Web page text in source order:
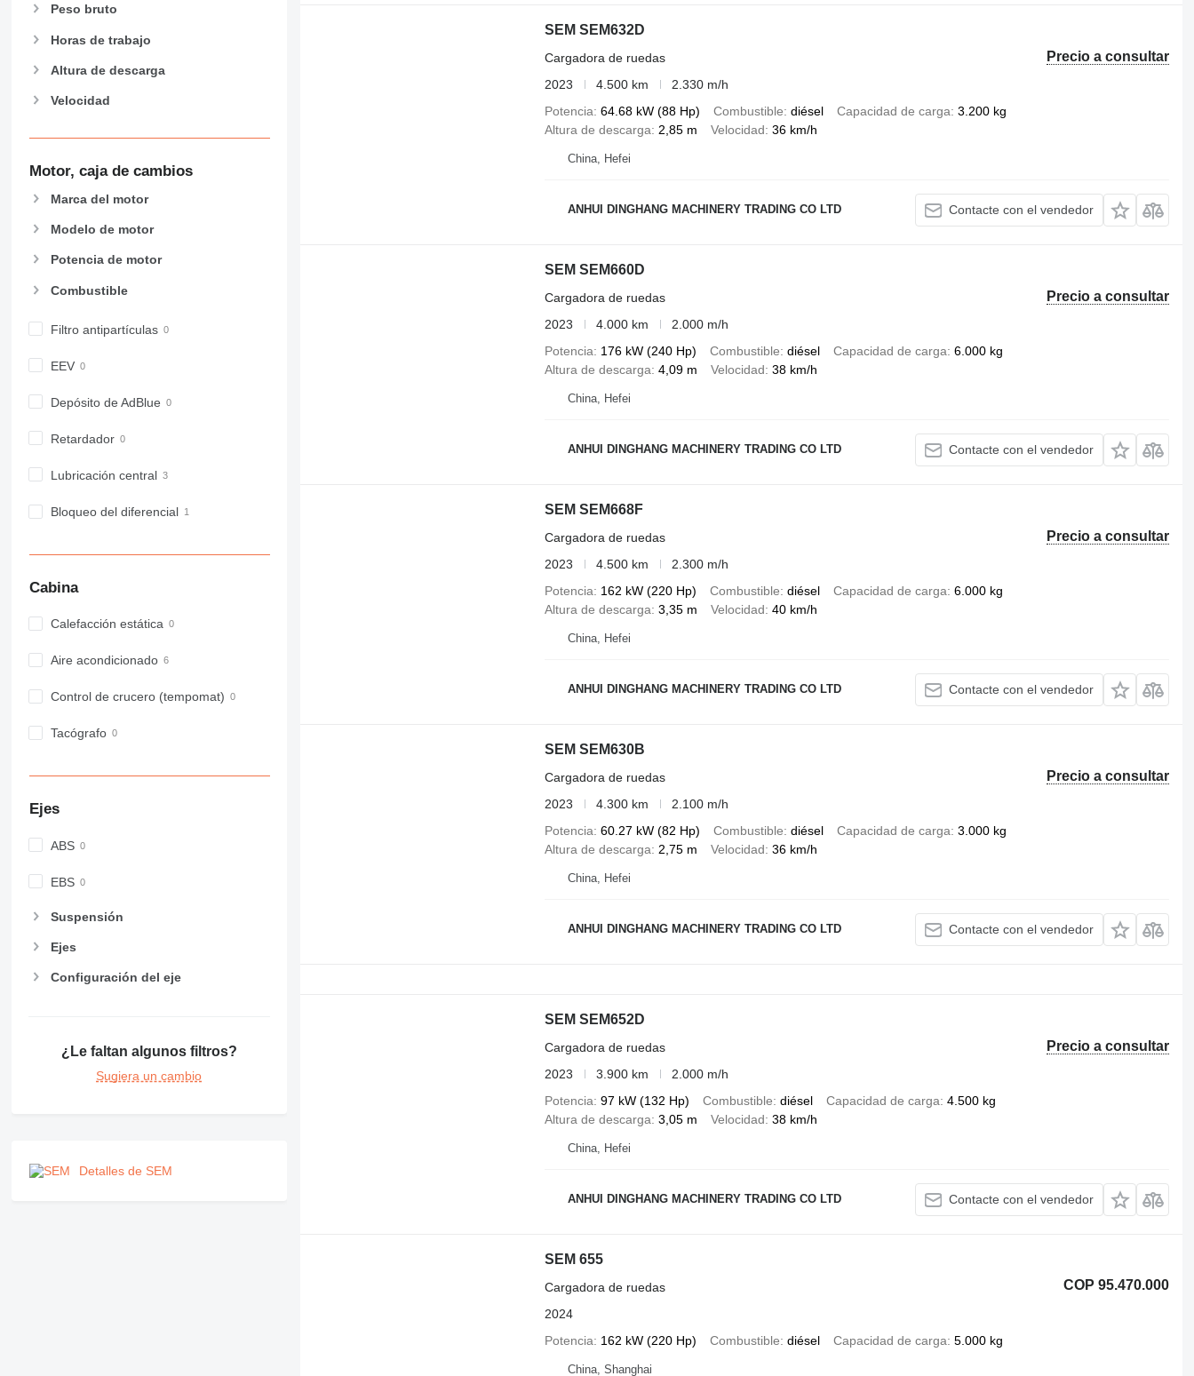
Peso bruto
Horas de trabajo
Altura de descarga
Velocidad
Motor, caja de cambios
Marca del motor
Modelo de motor
Potencia de motor
Combustible
Filtro antipartículas
EEV
Depósito de AdBlue
Retardador
Lubricación central
Bloqueo del diferencial
Cabina
Calefacción estática
Aire acondicionado
Control de crucero (tempomat)
Tacógrafo
Ejes
ABS
EBS
Suspensión
Ejes
Configuración del eje
¿Le faltan algunos filtros?
Sugiera un cambio
Detalles de SEM
SEM SEM632D
Precio a consultar
Cargadora de ruedas
2023
4.500 km
2.330 m/h
Potencia 64.68 kW (88 Hp) Combustible diésel Capacidad de carga 3.200 kg
Altura de descarga
2,85 m Velocidad 36 km/h
China, Hefei
ANHUI DINGHANG MACHINERY TRADING CO LTD Contacte con el vendedor
SEM SEM660D
Precio a consultar
Cargadora de ruedas
2023
4.000 km
2.000 m/h
Potencia
176 kW (240 Hp) Combustible diésel Capacidad de carga 6.000 kg
Altura de descarga 4,09 m Velocidad 38 km/h
China, Hefei
ANHUI DINGHANG MACHINERY TRADING CO LTD Contacte con el vendedor
SEM SEM668F
Precio a consultar
Cargadora de ruedas
2023
4.500 km
2.300 m/h
Potencia
162 kW (220 Hp) Combustible diésel Capacidad de carga 6.000 kg
Altura de descarga 3,35 m Velocidad 40 km/h
China, Hefei
ANHUI DINGHANG MACHINERY TRADING CO LTD Contacte con el vendedor
SEM SEM630B
Precio a consultar
Cargadora de ruedas
2023
4.300 km
2.100 m/h
Potencia 60.27 kW (82 Hp) Combustible diésel Capacidad de carga 3.000 kg
Altura de descarga
2,75 m Velocidad 36 km/h
China, Hefei
ANHUI DINGHANG MACHINERY TRADING CO LTD Contacte con el vendedor
SEM SEM652D
Precio a consultar
Cargadora de ruedas
2023
3.900 km
2.000 m/h
Potencia 97 kW (132 Hp) Combustible diésel Capacidad de carga 4.500 kg
Altura de descarga 3,05 m Velocidad 38 km/h
China, Hefei
ANHUI DINGHANG MACHINERY TRADING CO LTD Contacte con el vendedor
SEM 655
COP 95.470.000
Cargadora de ruedas
2024
Potencia
162 kW (220 Hp) Combustible diésel Capacidad de carga 5.000 kg
China, Shanghai